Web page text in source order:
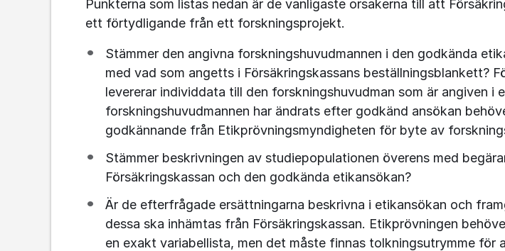
Punkterna som listas nedan är de vanligaste orsakerna till att
ett förtydligande från ett forskningsprojekt.
Stämmer den angivna forskningshuvudmannen i den godkända
med vad som angetts i Försäkringskassans beställningsblankett?
levererar individdata till den forskningshuvudman som är angiven i
forskningshuvudmannen har ändrats efter godkänd ansökan
godkännande från Etikprövningsmyndigheten för byte av
Stämmer beskrivningen av studiepopulationen överens med
Försäkringskassan och den godkända etikansökan?
Är de efterfrågade ersättningarna beskrivna i etikansökan och
dessa ska inhämtas från Försäkringskassan. Etikprövningen
en exakt variabellista, men det måste finnas tolkningsutrymme för